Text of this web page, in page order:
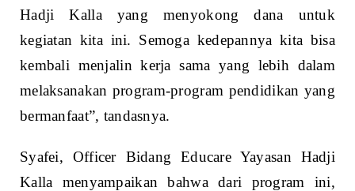
Hadji Kalla yang menyokong dana untuk
kegiatan kita ini. Semoga kedepannya kita bisa
kembali menjalin kerja sama yang lebih dalam
melaksanakan program-program pendidikan yang
bermanfaat”, tandasnya.
Syafei, Officer Bidang Educare Yayasan Hadji
Kalla menyampaikan bahwa dari program ini,